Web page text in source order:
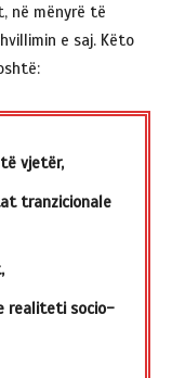
në mënyrë të
e saj. Këto
vjetër,
tranzicionale
realiteti socio-